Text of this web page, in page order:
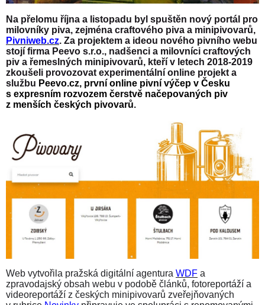
Na přelomu října a listopadu byl spuštěn nový portál pro
milovníky piva, zejména craftového piva a minipivovarů,
Pivniweb.cz. Za projektem a ideou nového pivního webu
stojí firma Peevo s.r.o., nadšenci a milovníci craftových
piv a řemeslných minipivovarů, kteří v letech 2018-2019
zkoušeli provozovat experimentální online projekt a
službu Peevo.cz, první online pivní výčep v Česku
s expresním rozvozem čerstvě načepovaných piv
z menších českých pivovarů.
Web vytvořila pražská digitální agentura WDF a
zpravodajský obsah webu v podobě článků, fotoreportáží a
videoreportáží z českých minipivovarů zveřejňovaných